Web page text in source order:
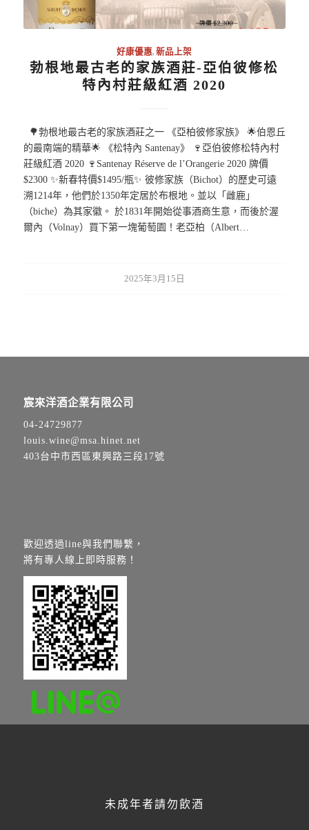
好康優惠,新品上架
勃根地最古老的家族酒莊-亞伯彼修松
特內村莊級紅酒 2020
🌳勃根地最古老的家族酒莊之一 《亞柏彼修家族》 🌟伯恩丘
的最南端的精華🌟 《松特內 Santenay》 🍷亞伯彼修松特內村
莊級紅酒 2020 🍷Santenay Réserve de l’Orangerie 2020 牌價
$2300 ✨新春特價$1495/瓶✨ 彼修家族（Bichot）的歷史可遠
溯1214年，他們於1350年定居於布根地。並以「雌鹿」
（biche）為其家徽。 於1831年開始從事酒商生意，而後於渥
爾內（Volnay）買下第一塊葡萄園！老亞柏（Albert…
2025年3月15日
宸來洋酒企業有限公司
04-24729877
louis.wine@msa.hinet.net
403台中市西區東興路三段17號
歡迎透過line與我們聯繫，
將有專人線上即時服務！
未成年者請勿飲酒